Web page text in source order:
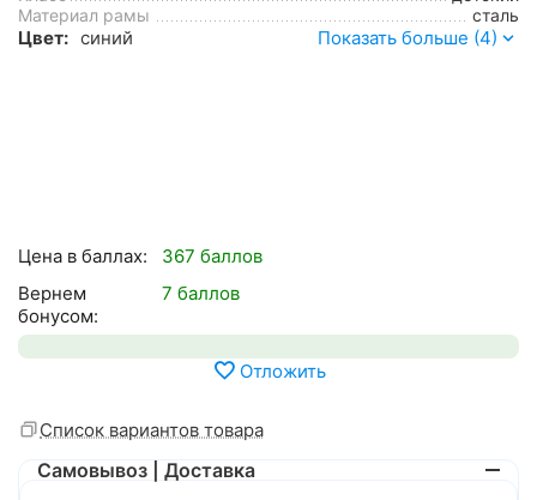
Материал рамы
сталь
Цвет: синий Показать больше (4)
Цена в баллах:
367 баллов
Вернем
бонусом:
7 баллов
Отложить
Список вариантов товара
Самовывоз | Доставка